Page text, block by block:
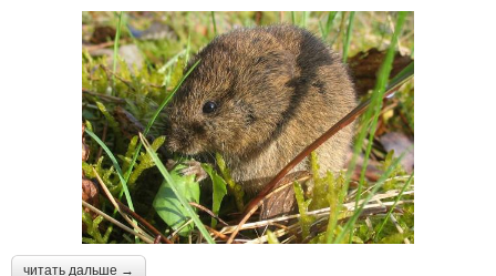
читать дальше →